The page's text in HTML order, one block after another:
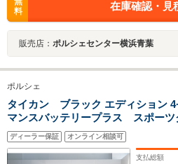
料
在庫確認・見
販売店： ポルシェセンター横浜青葉
ポルシェ
タイカン ブラック エディション
マンスバッテリープラス スポー
ーフ 前後シートヒーター ベン
HDマトリックスLED ソフトクロ
ー ガラス
ディーラー保証 オンライン相談可
支払総額